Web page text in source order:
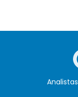
Analistas